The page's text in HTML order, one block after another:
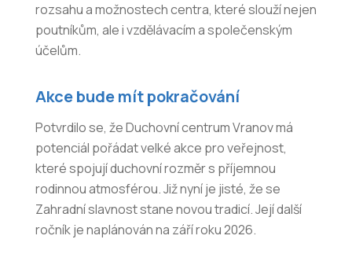
rozsahu a možnostech centra, které slouží nejen
poutníkům, ale i vzdělávacím a společenským
účelům.
Akce bude mít pokračování
Potvrdilo se, že Duchovní centrum Vranov má
potenciál pořádat velké akce pro veřejnost,
které spojují duchovní rozměr s příjemnou
rodinnou atmosférou. Již nyní je jisté, že se
Zahradní slavnost stane novou tradicí. Její další
ročník je naplánován na září roku 2026.